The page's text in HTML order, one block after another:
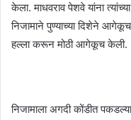
केला. माधवराव पेशवे यांना
निजामाने पुण्याच्या दिशेने आगेकूच
हल्ला करून मोठी आगेकूच केली.
निजामाला अगदी कोंडीत